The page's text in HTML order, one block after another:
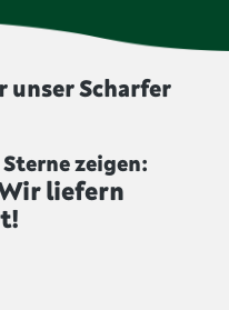
von uns
verlängern und
zu geben.
unser Scharfer
von 5 Sternen
zeigen:
liefern